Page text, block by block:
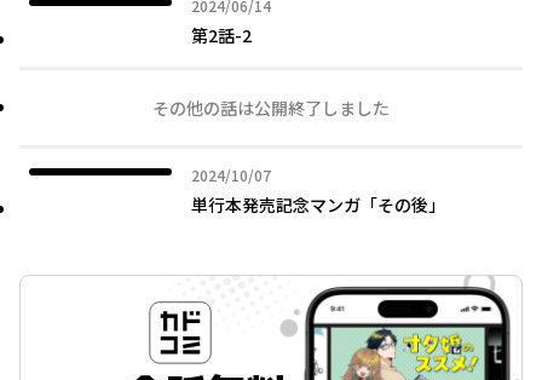
2024/06/14
2024年06月14日
第2話-2
その他の話は公開終了しました
2024/10/07
2024年10月07日
単行本発売記念マンガ「その後」